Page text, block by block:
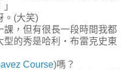
。(大笑)
課，但有很長一段時間我都
型的秀是哈利‧布雷克史東
Course)嗎？